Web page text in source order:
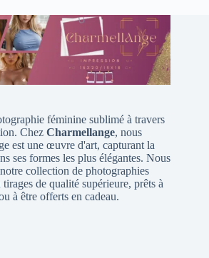
féminine sublimé à travers
Chez Charmellange, nous
est une œuvre d'art, capturant la
ses formes les plus élégantes. Nous
collection de photographies
de qualité supérieure, prêts à
à être offerts en cadeau.